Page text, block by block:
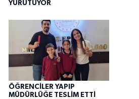
YÜRÜTÜYOR
ÖĞRENCİLER YAPIP
MÜDÜRLÜĞE TESLİM ETTİ